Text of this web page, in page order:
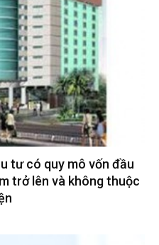
tư có quy mô vốn đầu
trở lên và không thuộc